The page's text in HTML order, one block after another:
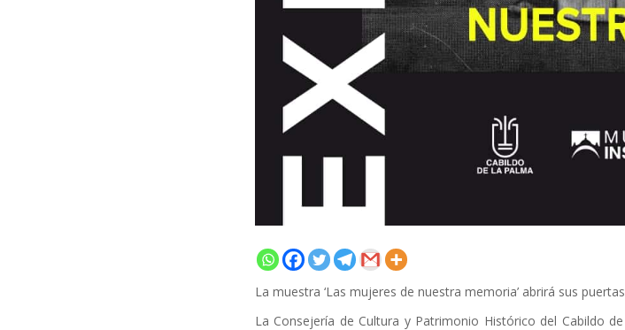
La muestra ‘Las mujeres de nuestra memoria’ abrirá sus
La Consejería de Cultura y Patrimonio Histórico del Cabildo